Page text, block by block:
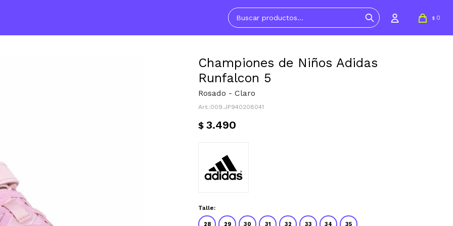
$ 0
Championes de Niños Adidas
Runfalcon 5
Rosado - Claro
009.JP940208041
$ 3.490
Talle:
28 29 30 31 32 33 34 35